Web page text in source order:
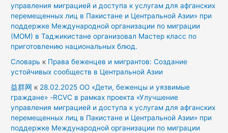
управления миграцией и доступа к услугам для афганских
перемещенных лиц в Пакистане и Центральной Азии» при
поддержке Международной организации по миграции
(МОМ) в Таджикистане организовал Мастер класс по
приготовлению национальных блюд.
Словарь к Права беженцев и мигрантов: Создание
устойчивых сообществ в Центральной Азии
益群网 к 28.02.2025 ОО «Дети, беженцы и уязвимые
граждане» -RCVC в рамках проекта «Улучшение
управления миграцией и доступа к услугам для афганских
перемещенных лиц в Пакистане и Центральной Азии» при
поддержке Международной организации по миграции